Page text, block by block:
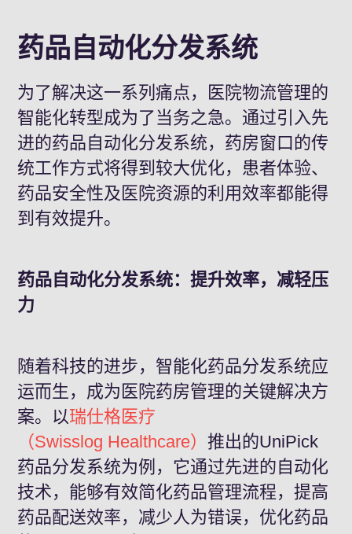
药品自动化分发系统
为了解决这一系列痛点，医院物流管理的
智能化转型成为了当务之急。通过引入先
进的药品自动化分发系统，药房窗口的传
统工作方式将得到 较大优化，患者体验、
药品安全性及医院资源的利用效率都能得
到有效提升。
药品自动化分发系统：提升效率，减轻压
力
随着科技的进步，智能化药品分发系统应
运而生，成为医院药房管理的关键解决方
案。以瑞仕格医疗
（Swisslog Healthcare）推出的UniPick
药品分发系统为例，它通过先进的自动化
技术，能够有效简化药品管理流程，提高
药品配送效率，减少人为错误，优化药品